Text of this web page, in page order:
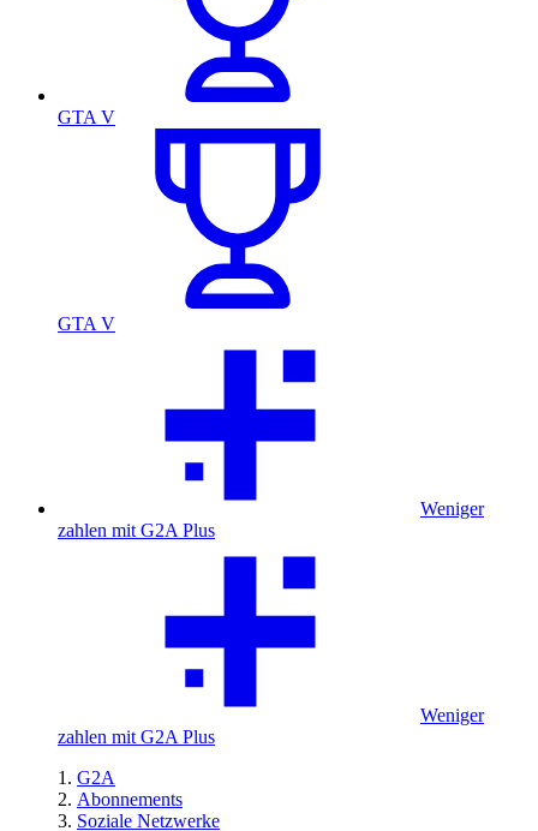
GTA V
GTA V
Weniger
zahlen mit G2A Plus
Weniger
zahlen mit G2A Plus
G2A
Abonnements
Soziale Netzwerke